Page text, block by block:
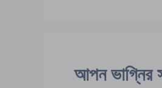
আপন ভাগ্নির